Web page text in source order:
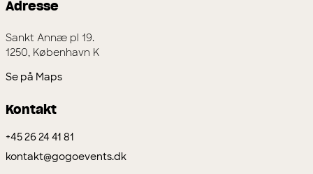
Adresse
Sankt Annæ pl 19.
1250, København K
Se på Maps
Kontakt
+45 26 24 41 81
kontakt@gogoevents.dk